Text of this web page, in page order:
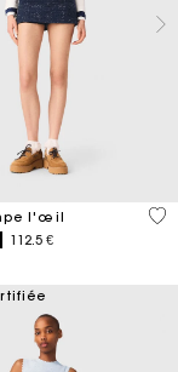
Rating
l'œil
from
112.5 €
3,7